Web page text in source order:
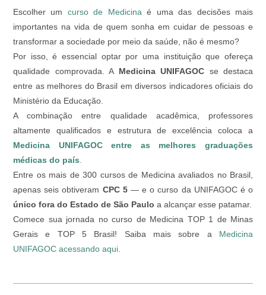
Escolher um curso de Medicinaé uma das decisões mais
importantes na vida de quem sonha em cuidar de pessoas e
transformar a sociedade por meio da saúde, não é mesmo?
Por isso, é essencial optar por uma instituição que ofereça
qualidade comprovada. A Medicina UNIFAGOC se destaca
entre as melhores do Brasil em diversos indicadores oficiais do
Ministério da Educação.
A combinação entre qualidade acadêmica, professores
altamente qualificados e estrutura de excelência coloca a
Medicina UNIFAGOC entre as melhores graduações
médicas do país.
Entre os mais de 300 cursos de Medicina avaliados no Brasil,
apenas seis obtiveram CPC 5— e o curso da UNIFAGOC é o
único fora do Estado de São Paulo a alcançar esse patamar.
Comece sua jornada no curso de Medicina TOP 1 de Minas
Gerais e TOP 5 Brasil! Saiba mais sobre a Medicina
UNIFAGOC acessando aqui.